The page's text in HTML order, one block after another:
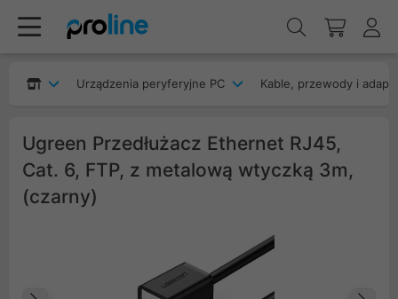
Urządzenia peryferyjne PC Kable, przewody i
Ugreen Przedłużacz Ethernet RJ45,
Cat. 6, FTP, z metalową wtyczką 3m,
(czarny)